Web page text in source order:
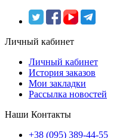
Личный кабинет
Личный кабинет
История заказов
Мои закладки
Рассылка новостей
Наши Контакты
+38 (095) 389-44-55